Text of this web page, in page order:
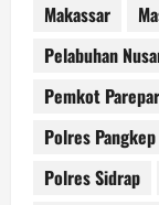
Makassar
Pelabuhan
Pemkot
Polres Pangkep
Polres Sidrap